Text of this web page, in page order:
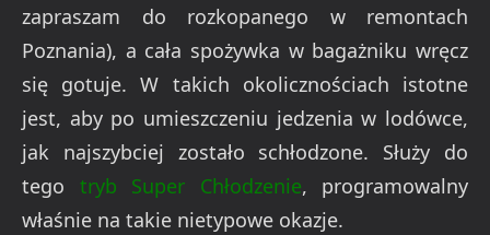
zapraszam do rozkopanego w remontach
Poznania), a cała spożywka w bagażniku wręcz
się gotuje. W takich okolicznościach istotne
jest, aby po umieszczeniu jedzenia w lodówce,
jak najszybciej zostało schłodzone. Służy do
tego tryb Super Chłodzenie, programowalny
właśnie na takie nietypowe okazje.